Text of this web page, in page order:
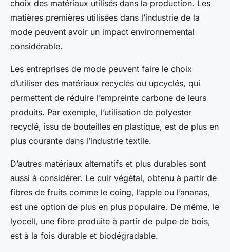
choix des matériaux utilisés dans la production. Les
matières premières utilisées dans l’industrie de la
mode peuvent avoir un impact environnemental
considérable.
Les entreprises de mode peuvent faire le choix
d’utiliser des matériaux recyclés ou upcyclés, qui
permettent de réduire l’empreinte carbone de leurs
produits. Par exemple, l’utilisation de polyester
recyclé, issu de bouteilles en plastique, est de plus en
plus courante dans l’industrie textile.
D’autres matériaux alternatifs et plus durables sont
aussi à considérer. Le cuir végétal, obtenu à partir de
fibres de fruits comme le coing, l’apple ou l’ananas,
est une option de plus en plus populaire. De même, le
lyocell, une fibre produite à partir de pulpe de bois,
est à la fois durable et biodégradable.